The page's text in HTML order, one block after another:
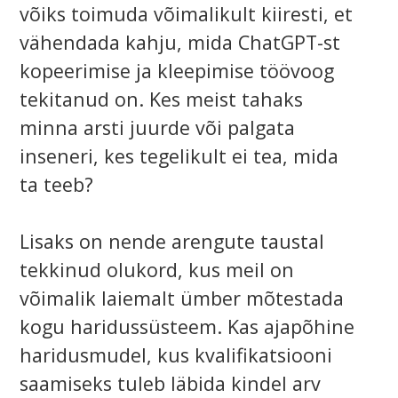
võiks toimuda võimalikult kiiresti, et
vähendada kahju, mida ChatGPT-st
kopeerimise ja kleepimise töövoog
tekitanud on. Kes meist tahaks
minna arsti juurde või palgata
inseneri, kes tegelikult ei tea, mida
ta teeb?
Lisaks on nende arengute taustal
tekkinud olukord, kus meil on
võimalik laiemalt ümber mõtestada
kogu haridussüsteem. Kas ajapõhine
haridusmudel, kus kvalifikatsiooni
saamiseks tuleb läbida kindel arv